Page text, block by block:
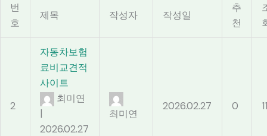
번
호
제목 작성자 작성일
추
천
2
자동차보험
료비교견적
사이트
최미연
|
2026.02.27
최미연
2026.02.27 0